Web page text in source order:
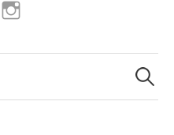
Facebook
Suchen
nach: